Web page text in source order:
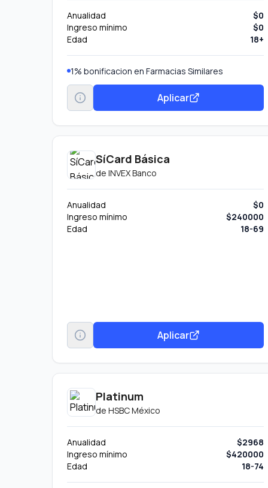
Anualidad
$0
Ingreso mínimo
$0
Edad
18+
1% bonificacion en Farmacias Similares
Aplicar
SíCard Básica
de INVEX Banco
Anualidad
$0
Ingreso mínimo
$240000
Edad
18-69
Aplicar
Platinum
de HSBC México
Anualidad
$2968
Ingreso mínimo
$420000
Edad
18-74